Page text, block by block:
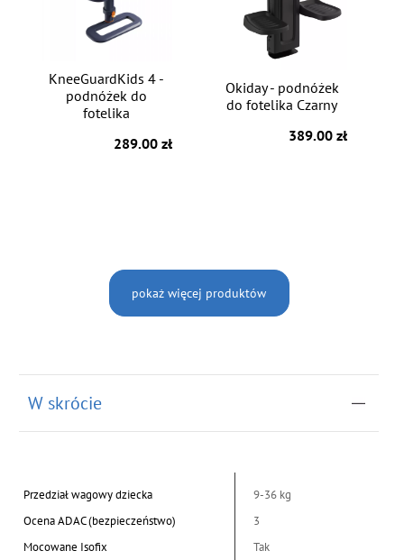
KneeGuardKids 4 -
podnóżek do
fotelika
289.00 zł
Okiday - podnóżek
do fotelika Czarny
389.00 zł
pokaż więcej produktów
W skrócie
Przedział wagowy dziecka
9-36 kg
Ocena ADAC (bezpieczeństwo)
3
Mocowane Isofix
Tak